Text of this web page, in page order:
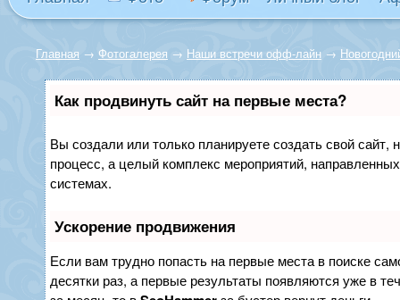
Главная → Фотогалерея → Наши встречи офф-лайн →
Как продвинуть сайт на первые места?
Вы создали или только планируете создать свой сайт,
процесс, а целый комплекс мероприятий,
системах.
Ускорение продвижения
Если вам трудно попасть на первые места в поиске
десятки раз, а первые результаты появляются уже в